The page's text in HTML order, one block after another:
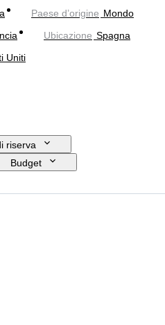
Paese d’origine Mondo
Ubicazione Spagna
Uniti
riserva
Budget